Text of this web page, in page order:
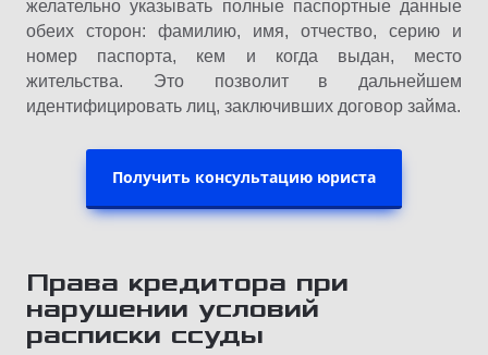
желательно указывать полные паспортные данные
обеих сторон: фамилию, имя, отчество, серию и
номер паспорта, кем и когда выдан, место
жительства. Это позволит в дальнейшем
идентифицировать лиц, заключивших договор займа.
Получить консультацию юриста
Права кредитора при
нарушении условий
расписки ссуды